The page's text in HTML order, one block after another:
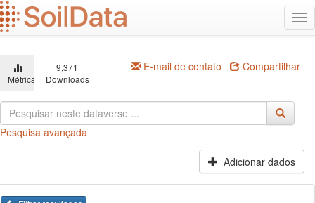
Ir
para
o
principal
Métricas
9,371
Downloads
E-mail de contato Compartilhar
Pesquisa avançada
Adicionar dados